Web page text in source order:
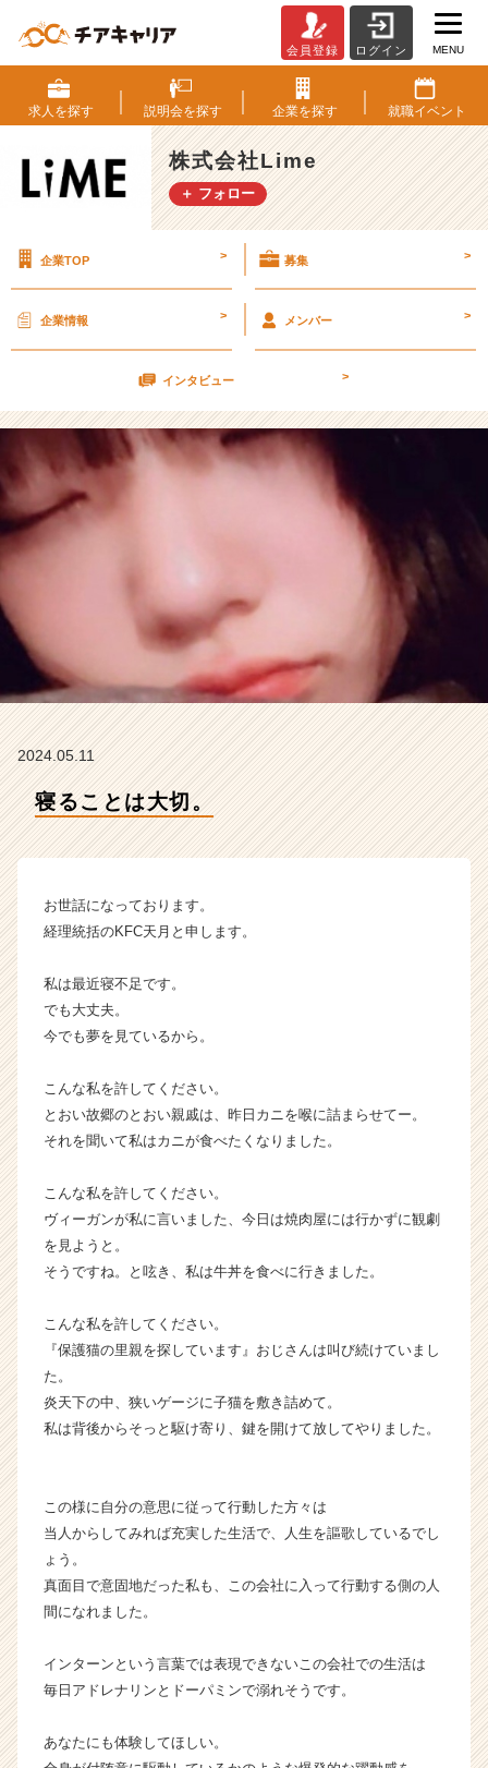
る
こ
と
は
大
切。
社
m
e
タ
イ
ム
ベ
ン
ャ
ー・
成
か
ら
カ
ト
が
サ
ト
チ
ア
リ
ア
h
e
e
会員登録 ログイン MENU
求人を探す 説明会を探す 企業を探す 就職イベント
株式会社Lime
＋ フォロー
企業TOP > 募集 >
企業情報 > メンバー >
インタビュー >
2024.05.11
寝ることは大切。
お世話になっております。
経理統括のKFC天月と申します。
私は最近寝不足です。
でも大丈夫。
今でも夢を見ているから。
こんな私を許してください。
とおい故郷のとおい親戚は、昨日カニを喉に詰まらせてー。
それを聞いて私はカニが食べたくなりました。
こんな私を許してください。
ヴィーガンが私に言いました、今日は焼肉屋には行かずに観劇
を見ようと。
そうですね。と呟き、私は牛丼を食べに行きました。
こんな私を許してください。
『保護猫の里親を探しています』おじさんは叫び続けていまし
た。
炎天下の中、狭いゲージに子猫を敷き詰めて。
私は背後からそっと駆け寄り、鍵を開けて放してやりました。
この様に自分の意思に従って行動した方々は
当人からしてみれば充実した生活で、人生を謳歌しているでし
ょう。
真面目で意固地だった私も、この会社に入って行動する側の人
間になれました。
インターンという言葉では表現できないこの会社での生活は
毎日アドレナリンとドーパミンで溺れそうです。
あなたにも体験してほしい。